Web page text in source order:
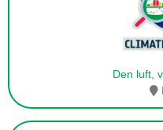
Den luft,